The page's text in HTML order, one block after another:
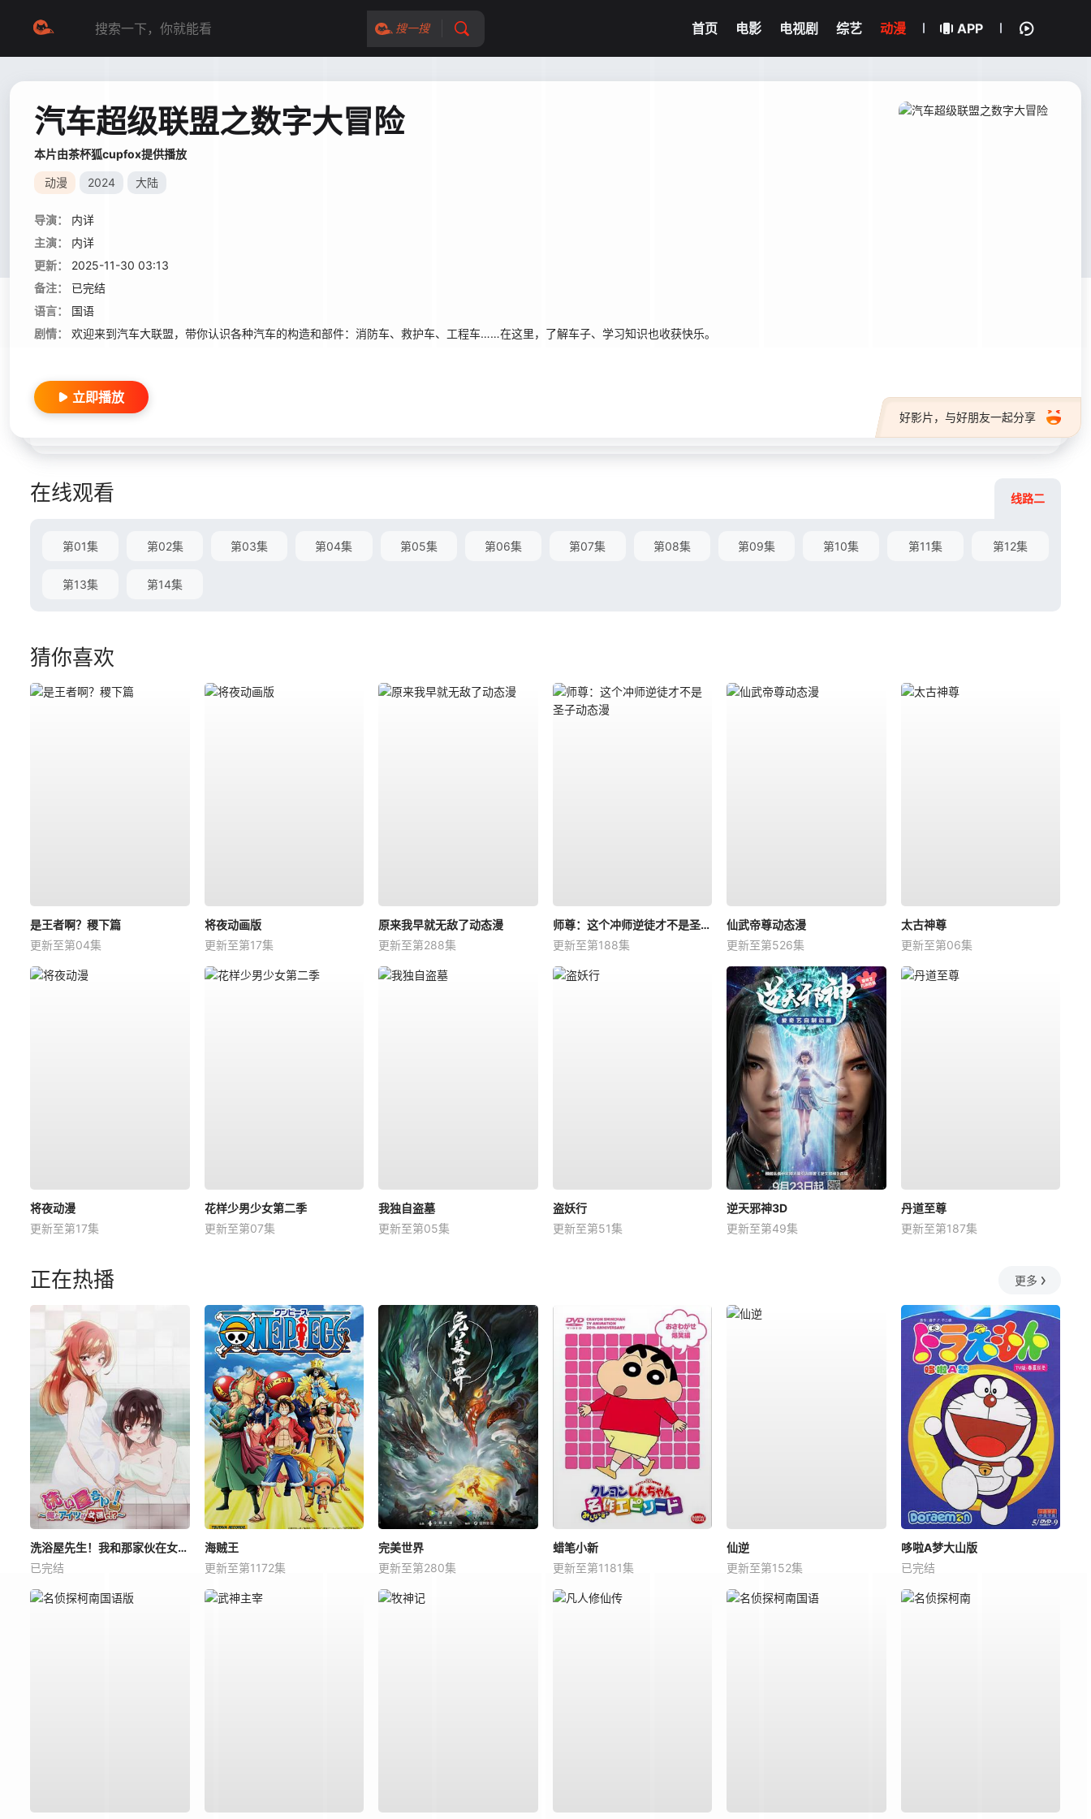
搜一搜 首页 电影 电视剧 综艺 动漫 APP
汽车超级联盟之数字大冒险
本片由茶杯狐cupfox提供播放
动漫 2024 大陆
导演：
内详
主演：
内详
更新：
2025-11-30 03:13
备注：
已完结
语言：
国语
剧情：
欢迎来到汽车大联盟，带你认识各种汽车的构造和部件：消防车、救护车、工程车……在这里，了解车子、学习知识也收获快乐。
好影片，与好朋友一起分享
立即播放
在线观看 线路二
第01集 第02集 第03集 第04集 第05集 第06集 第07集 第08集 第09集 第10集 第11集 第12集
第13集 第14集
猜你喜欢
是王者啊？稷下篇
更新至第04集
将夜动画版
更新至第17集
原来我早就无敌了动态漫
更新至第288集
师尊：这个冲师逆徒才不是圣子动态漫
更新至第188集
仙武帝尊动态漫
更新至第526集
太古神尊
更新至第06集
将夜动漫
更新至第17集
花样少男少女第二季
更新至第07集
我独自盗墓
更新至第05集
盗妖行
更新至第51集
逆天邪神3D
更新至第49集
丹道至尊
更新至第187集
正在热播 更多
洗浴屋先生！我和那家伙在女浴池！？
已完结
海贼王
更新至第1172集
完美世界
更新至第280集
蜡笔小新
更新至第1181集
仙逆
更新至第152集
哆啦A梦大山版
已完结